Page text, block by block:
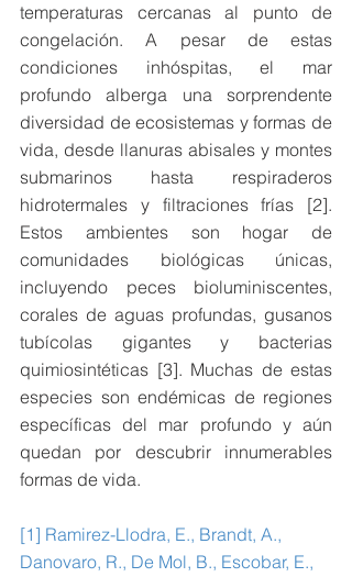
temperaturas cercanas al punto de
congelación. A pesar de estas
condiciones inhóspitas, el mar
profundo alberga una sorprendente
diversidad de ecosistemas y formas de
vida, desde llanuras abisales y montes
submarinos hasta respiraderos
hidrotermales y filtraciones frías [2].
Estos ambientes son hogar de
comunidades biológicas únicas,
incluyendo peces bioluminiscentes,
corales de aguas profundas, gusanos
tubícolas gigantes y bacterias
quimiosintéticas [3]. Muchas de estas
especies son endémicas de regiones
específicas del mar profundo y aún
quedan por descubrir innumerables
formas de vida.
[1] Ramirez-Llodra, E., Brandt, A.,
Danovaro, R., De Mol, B., Escobar, E.,